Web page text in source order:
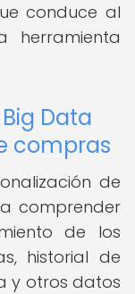
conduce al
herramienta
Data
compras
de
comprender
de los
historial de
y otros datos